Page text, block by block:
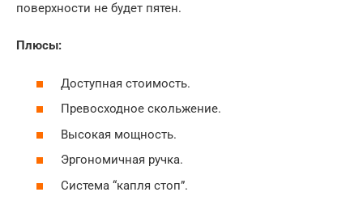
поверхности не будет пятен.
Плюсы:
Доступная стоимость.
Превосходное скольжение.
Высокая мощность.
Эргономичная ручка.
Система “капля стоп”.